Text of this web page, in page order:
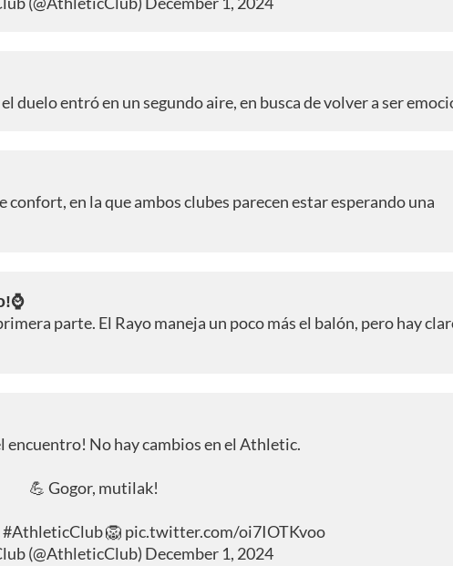
duelo entró en un segundo aire, en busca de volver a ser
confort, en la que ambos clubes parecen estar esperando una
parte. El Rayo maneja un poco más el balón, pero hay
encuentro! No hay cambios en el Athletic.
💪 Gogor, mutilak!
#AthleticClub🦁 pic.twitter.com/oi7IOTKvoo
(@AthleticClub) December 1, 2024